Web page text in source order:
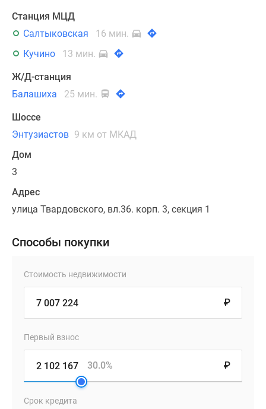
Станция МЦД
Салтыковская
16 мин.
Кучино
13 мин.
Ж/Д-станция
Балашиха
25 мин.
Шоссе
Энтузиастов 9 км от МКАД
Дом
3
Адрес
улица Твардовского, вл.36. корп. 3, секция 1
Способы покупки
Стоимость недвижимости
₽
Первый взнос
₽
30.0%
Срок кредита